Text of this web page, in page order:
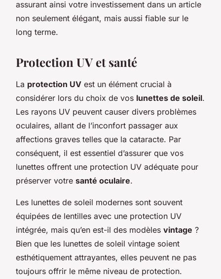
assurant ainsi votre investissement dans un article
non seulement élégant, mais aussi fiable sur le
long terme.
Protection UV et santé
La protection UV est un élément crucial à
considérer lors du choix de vos lunettes de soleil.
Les rayons UV peuvent causer divers problèmes
oculaires, allant de l’inconfort passager aux
affections graves telles que la cataracte. Par
conséquent, il est essentiel d’assurer que vos
lunettes offrent une protection UV adéquate pour
préserver votre santé oculaire.
Les lunettes de soleil modernes sont souvent
équipées de lentilles avec une protection UV
intégrée, mais qu’en est-il des modèles vintage ?
Bien que les lunettes de soleil vintage soient
esthétiquement attrayantes, elles peuvent ne pas
toujours offrir le même niveau de protection.